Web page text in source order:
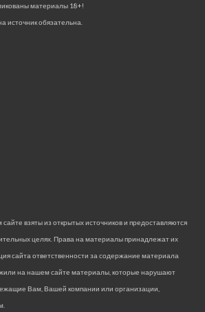
материалы 18+!
источник обязательна.
взяты из открытых источников и предоставляются
целях. Права на материалы принадлежат их
сайта ответственности за содержание материала
на нашем сайте материалы, которые нарушают
Вам, Вашей компании или организации,